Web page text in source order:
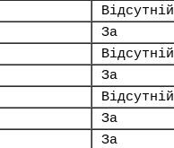
Відсутній
За
Відсутній
За
Відсутній
За
За